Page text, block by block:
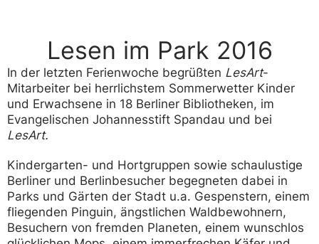
Lesen im Park 2016
In der letzten Ferienwoche begrüßten LesArt-
Mitarbeiter bei herrlichstem Sommerwetter Kinder
und Erwachsene in 18 Berliner Bibliotheken, im
Evangelischen Johannesstift Spandau und bei
LesArt.
Kindergarten- und Hortgruppen sowie schaulustige
Berliner und Berlinbesucher begegneten dabei in
Parks und Gärten der Stadt u.a. Gespenstern, einem
fliegenden Pinguin, ängstlichen Waldbewohnern,
Besuchern von fremden Planeten, einem wunschlos